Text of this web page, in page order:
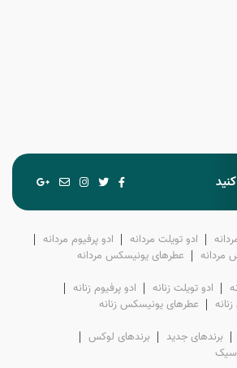
ادو تویلت‌ مردانه
ادو پرفیوم‌ مردانه
مردانه عطرهای یونیسکس مردانه
ادو تویلت‌ زنانه
ادو پرفیوم‌ زنانه
عطرهای یونیسکس زنانه
برندهای جدید
برندهای لوکس